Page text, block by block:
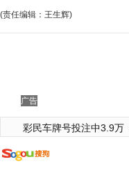
(责任编辑：王生辉)
广告
彩民车牌号投注中3.9万